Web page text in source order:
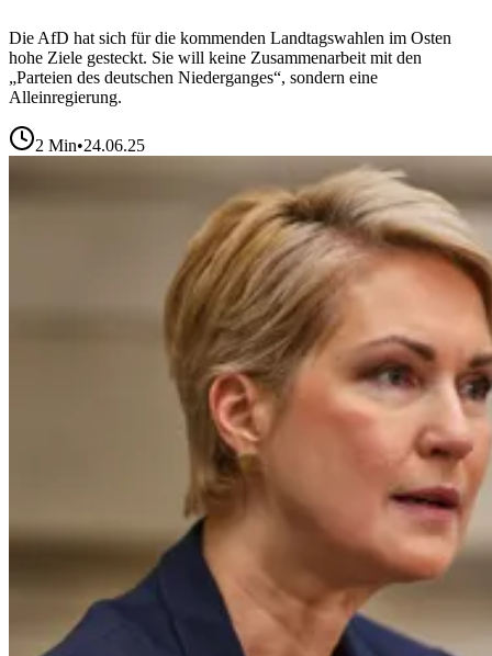
Die AfD hat sich für die kommenden Landtagswahlen im Osten
hohe Ziele gesteckt. Sie will keine Zusammenarbeit mit den
„Parteien des deutschen Niederganges“, sondern eine
Alleinregierung.
2 Min•24.06.25